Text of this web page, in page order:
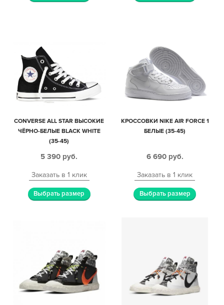
CONVERSE ALL STAR ВЫСОКИЕ
ЧЁРНО-БЕЛЫЕ BLACK WHITE
(35-45)
5 390 руб.
Заказать в 1 клик
Выбрать размер
КРОССОВКИ NIKE AIR FORCE 1
БЕЛЫЕ (35-45)
6 690 руб.
Заказать в 1 клик
Выбрать размер